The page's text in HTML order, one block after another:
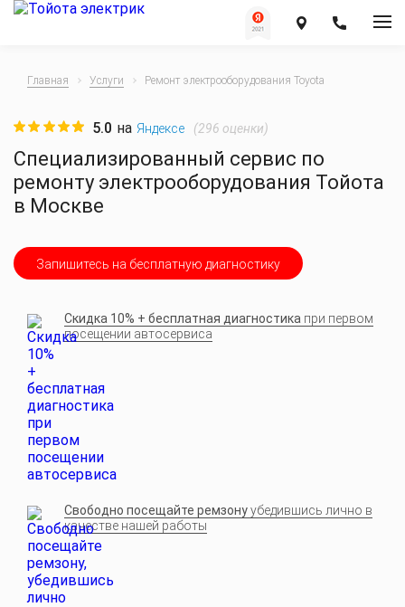
Главная Услуги Ремонт электрооборудования Toyota
Специализированный сервис по
ремонту электрооборудования Тойота
в Москве
5.0 на Яндексе (296 оценки)
Запишитесь на бесплатную диагностику
Скидка 10% + бесплатная диагностика при первом
посещении автосервиса
Свободно посещайте ремзонуубедившись лично в
качестве нашей работы